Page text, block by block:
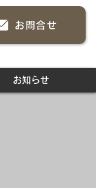
お問合せ
お知らせ